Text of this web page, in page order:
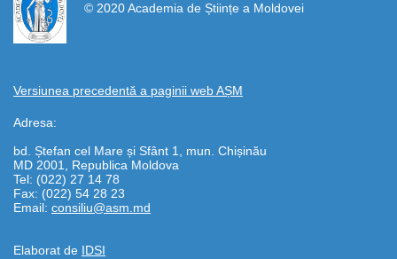
© 2020 Academia de Științe a Moldovei
Versiunea precedentă a paginii web AȘM
Adresa:
bd. Ștefan cel Mare și Sfânt 1, mun. Chișinău
MD 2001, Republica Moldova
Tel: (022) 27 14 78
Fax: (022) 54 28 23
Email: consiliu@asm.md
Elaborat de IDSI